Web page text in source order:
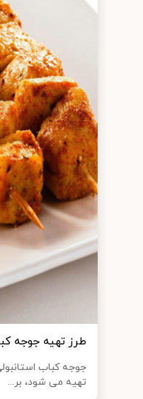
طرز تهیه جوجه
جوجه کباب
تهیه می شود، بر...